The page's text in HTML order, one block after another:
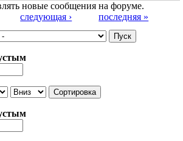
новые сообщения на форуме.
следующая › последняя »
Сортировка